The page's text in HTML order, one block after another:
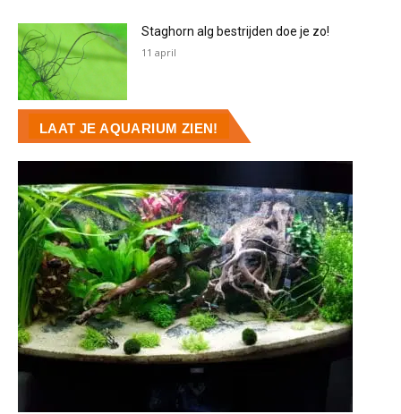
Staghorn alg bestrijden doe je zo!
11 april
LAAT JE AQUARIUM ZIEN!